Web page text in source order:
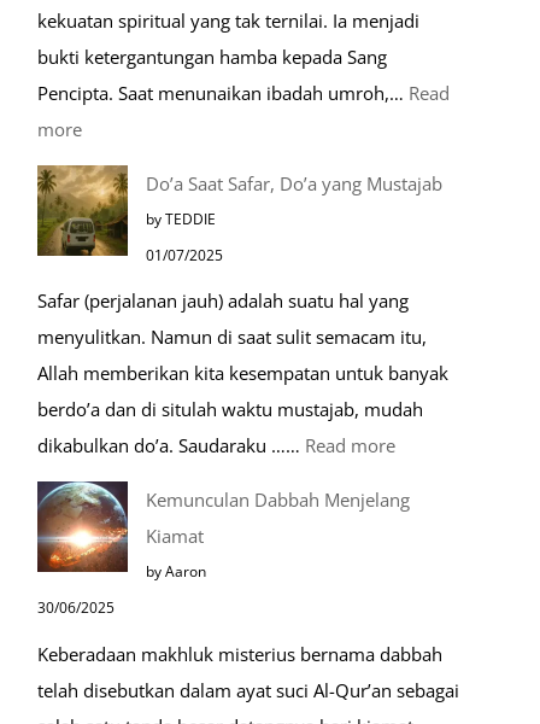
Dengan
Kereta
Cepat
kekuatan spiritual yang tak ternilai. Ia menjadi
bukti ketergantungan hamba kepada Sang
Pencipta. Saat menunaikan ibadah umroh,… Read
more:
Tempat-
Tempat
Mustajab
Berdoa
Saat
Umroh
Do’a Saat Safar, Do’a yang Mustajab
by TEDDIE
01/07/2025
Safar (perjalanan jauh) adalah suatu hal yang
menyulitkan. Namun di saat sulit semacam itu,
Allah memberikan kita kesempatan untuk banyak
berdo’a dan di situlah waktu mustajab, mudah
dikabulkan do’a. Saudaraku …… Read more:
Saat
Mustajab
Kemunculan Dabbah Menjelang
Kiamat
by Aaron
30/06/2025
Keberadaan makhluk misterius bernama dabbah
telah disebutkan dalam ayat suci Al-Qur’an sebagai